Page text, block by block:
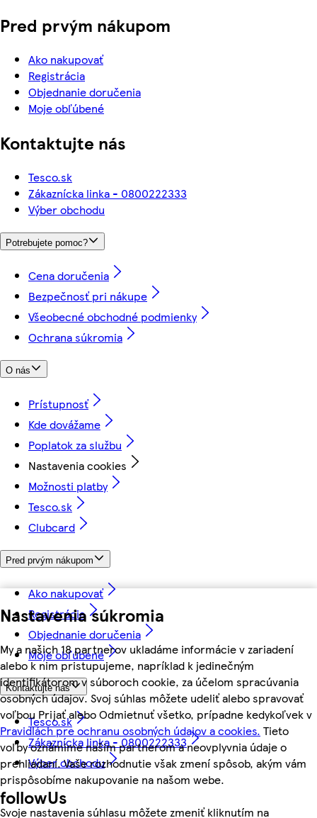
Nastavenia súkromia
My a našich 18 partnerov ukladáme informácie v zariadení
alebo k nim pristupujeme, napríklad k jedinečným
identifikátorom v súboroch cookie, za účelom spracúvania
osobných údajov. Svoj súhlas môžete udeliť alebo spravovať
voľbou Prijať alebo Odmietnuť všetko, prípadne kedykoľvek v
Pravidlách pre ochranu osobných údajov a cookies. Tieto
voľby oznámime našim partnerom a neovplyvnia údaje o
prehliadaní. Vaše rozhodnutie však zmení spôsob, akým vám
prispôsobíme nakupovanie na našom webe.
Svoje nastavenia súhlasu môžete zmeniť kliknutím na
Pred prvým nákupom
Ako nakupovať
Registrácia
Objednanie doručenia
Moje obľúbené
Kontaktujte nás
Tesco.sk
Zákaznícka linka - 0800222333
Výber obchodu
Potrebujete pomoc?
Cena doručenia
Bezpečnosť pri nákupe
Všeobecné obchodné podmienky
Ochrana súkromia
O nás
Prístupnosť
Kde dovážame
Poplatok za službu
Nastavenia cookies
Možnosti platby
Tesco.sk
Clubcard
Pred prvým nákupom
Ako nakupovať
Registrácia
Objednanie doručenia
Moje obľúbené
Kontaktujte nás
Tesco.sk
Zákaznícka linka - 0800222333
Výber obchodu
followUs